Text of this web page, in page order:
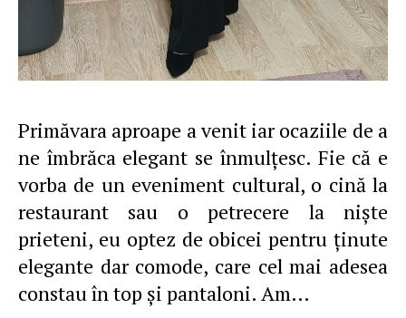
Primăvara aproape a venit iar ocaziile de a
ne îmbrăca elegant se înmulţesc. Fie că e
vorba de un eveniment cultural, o cină la
restaurant sau o petrecere la nişte
prieteni, eu optez de obicei pentru ţinute
elegante dar comode, care cel mai adesea
constau în top şi pantaloni. Am…